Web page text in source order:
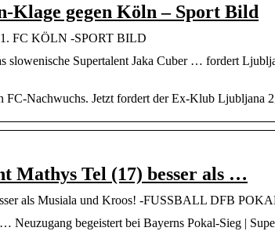
Klage gegen Köln – Sport Bild
1. FC KÖLN -SPORT BILD
Supertalent Jaka Cuber … fordert
FC-Nachwuchs. Jetzt fordert der Ex-Klub Ljubljana
Mathys Tel (17) besser als …
als Musiala und Kroos! -FUSSBALL DFB
begeistert bei Bayerns Pokal-Sieg |